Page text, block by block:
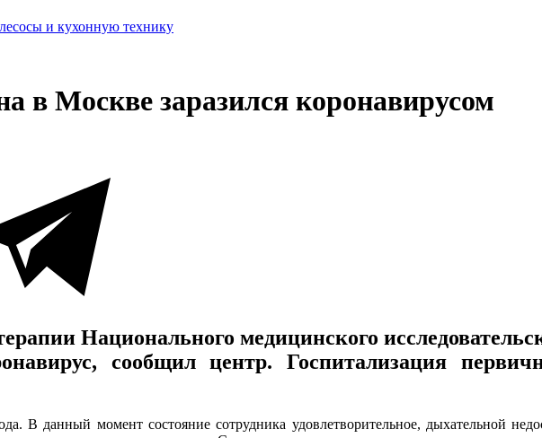
и кухонную технику
в Москве заразился коронавирусом
Национального медицинского
сообщил центр. Госпитализация
В данный момент состояние сотрудника удовлетворительное, дыхательной